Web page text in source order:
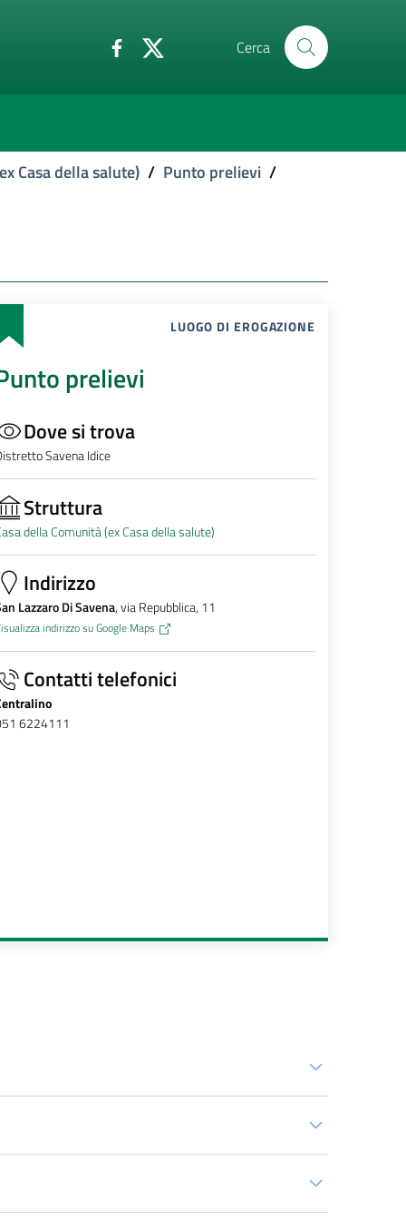
Cerca
Casa della salute) / Punto prelievi /
LUOGO DI EROGAZIONE
prelievi
Dove si trova
Savena Idice
Struttura
della Comunità (ex Casa della salute)
Indirizzo
Lazzaro Di Savena, via Repubblica, 11
indirizzo su Google Maps
Contatti telefonici
6224111